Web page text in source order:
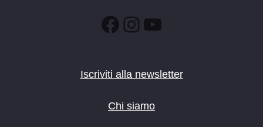
Facebook
Instagram
YouTube
Iscriviti alla newsletter
Chi siamo